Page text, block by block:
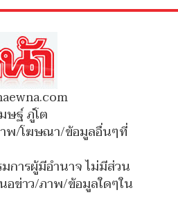
ษฐ์ ภู่โต
พ/โฆษณา/ข้อมูลอื่นๆที่
การผู้มีอำนาจ ไม่มีส่วน
อข่าว/ภาพ/ข้อมูลใดๆใน